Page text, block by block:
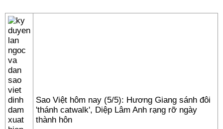
Sao Việt hôm nay (5/5): Hương Giang sánh đôi
'thánh catwalk', Diệp Lâm Anh rạng rỡ ngày
thành hôn